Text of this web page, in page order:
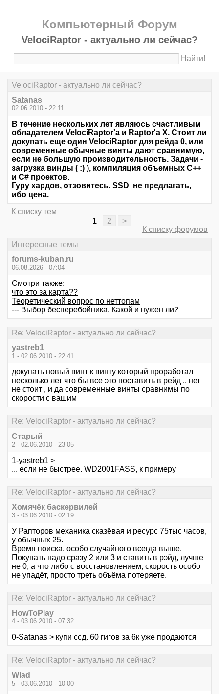
Компьютерный Форум
VelociRaptor - актуально ли сейчас?
Найти!
VelociRaptor - актуально ли сейчас?
Satanas
02.06.2010 - 22:11
В течение нескольких лет являюсь счастливым
обладателем VelociRaptor'а и Raptor'а X. Стоит ли
докупать еще один VelociRaptor для рейда 0, или
современные обычные винты дают сравнимую,
если не большую производительность. Задачи -
загрузка винды ( :) ), компиляция объемных C++
и C# проектов.
Гуру хардов, отзовитесь. SSD не предлагать,
ибо цена.
К списку тем
1
2
>
К списку форумов
Интересные темы
forums-kuban.ru
06.08.2026 - 07:04
Смотри также:
что это за карта??
Теоретический вопрос по неттопам
--- Выбор бесперебойника. Какой и нужен ли?
Re: VelociRaptor - актуально ли сейчас?
yastreb1
1 - 02.06.2010 - 22:41
докупать новый винт к винту который проработал
несколько лет что бы все это поставить в рейд .. нет
не стоит , и да современные винты сравнимы по
скорости с вашим
Re: VelociRaptor - актуально ли сейчас?
Старый
2 - 02.06.2010 - 23:05
1-yastreb1 >
... если не быстрее. WD2001FASS, к примеру
Re: VelociRaptor - актуально ли сейчас?
Хомячёк баскервилей
3 - 03.06.2010 - 02:19
У Рапторов механика сказёвая и ресурс 75тыс часов,
у обычных 25.
Время поиска, особо случайного всегда выше.
Покупать надо сразу 2 или 3 и ставить в рэйд, лучше
не 0, а что либо с восстановлением, скорость особо
не упадёт, просто треть объёма потеряете.
Re: VelociRaptor - актуально ли сейчас?
HowToPlay
4 - 03.06.2010 - 07:32
0-Satanas > купи ссд. 60 гигов за 6к уже продаются
Re: VelociRaptor - актуально ли сейчас?
Wlad
5 - 03.06.2010 - 10:00